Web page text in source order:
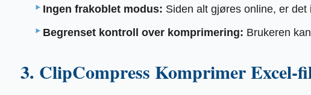
Ingen frakoblet modus: Siden alt gjøres online, er
Begrenset kontroll over komprimering: Brukeren
3. ClipCompress Komprimer Excel-